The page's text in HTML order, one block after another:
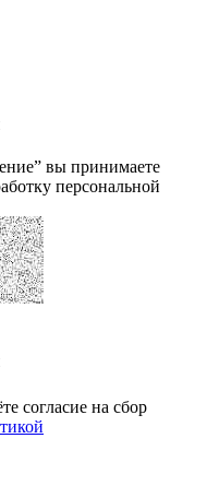
вы принимаете
персональной
cогласие на сбор